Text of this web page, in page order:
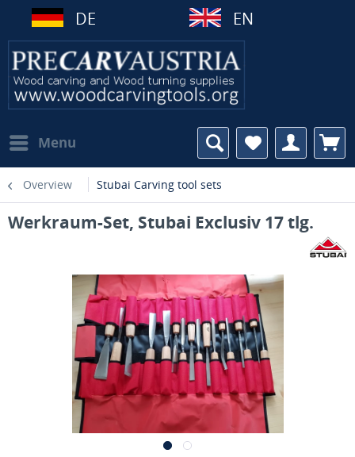
DE EN
Menu
Overview Stubai Carving tool sets
Werkraum-Set, Stubai Exclusiv 17 tlg.